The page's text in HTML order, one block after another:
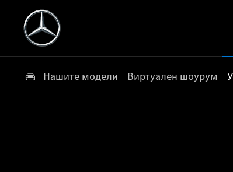
Нашите модели Виртуален шоурум